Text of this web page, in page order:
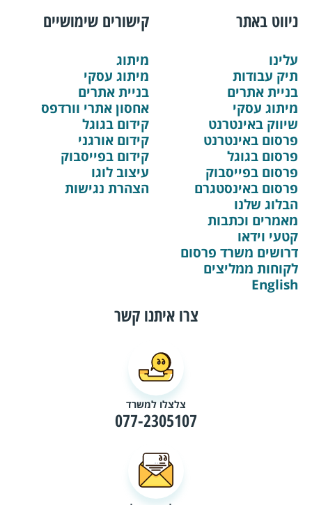
ניווט באתר
עלינו
תיק עבודות
בניית אתרים
מיתוג עסקי
שיווק באינטרנט
פרסום באינטרנט
פרסום בגוגל
פרסום בפייסבוק
פרסום באינסטגרם
הבלוג שלנו
מאמרים וכתבות
קטעי וידאו
דרושים משרד פרסום
לקוחות ממליצים
English
קישורים שימושיים
מיתוג
מיתוג עסקי
בניית אתרים
אחסון אתרי וורדפס
קידום בגוגל
קידום אורגני
קידום בפייסבוק
עיצוב לוגו
הצהרת נגישות
צרו איתנו קשר
צלצלו למשרד
077-2305107